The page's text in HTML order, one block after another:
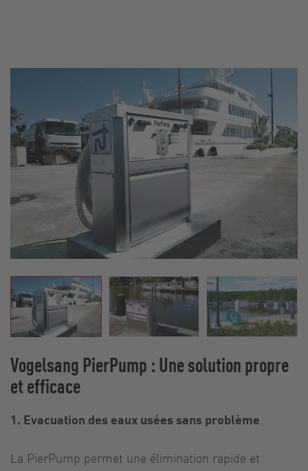
Vogelsang PierPump : Une solution propre
et efficace
1. Evacuation des eaux usées sans problème
La PierPump permet une élimination rapide et